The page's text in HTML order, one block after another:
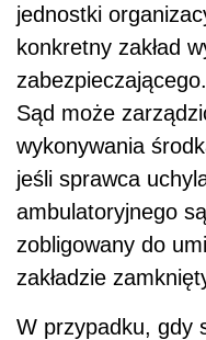
jednostki
konkretny zakład
zabezpieczającego.
Sąd może
wykonywania
jeśli sprawca
ambulatoryjnego
zobligowany do
zakładzie
W przypadku, gdy